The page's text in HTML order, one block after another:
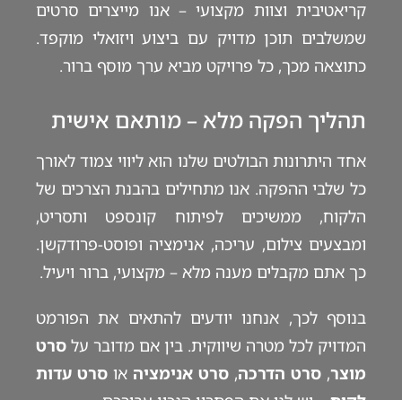
קריאטיבית וצוות מקצועי – אנו מייצרים סרטים
שמשלבים תוכן מדויק עם ביצוע ויזואלי מוקפד.
כתוצאה מכך, כל פרויקט מביא ערך מוסף ברור.
תהליך הפקה מלא – מותאם אישית
אחד היתרונות הבולטים שלנו הוא ליווי צמוד לאורך
כל שלבי ההפקה. אנו מתחילים בהבנת הצרכים של
הלקוח, ממשיכים לפיתוח קונספט ותסריט,
ומבצעים צילום, עריכה, אנימציה ופוסט-פרודקשן.
כך אתם מקבלים מענה מלא – מקצועי, ברור ויעיל.
בנוסף לכך, אנחנו יודעים להתאים את הפורמט
המדויק לכל מטרה שיווקית. בין אם מדובר עלסרט
מוצר, סרט הדרכה, סרט אנימציה או סרט עדות